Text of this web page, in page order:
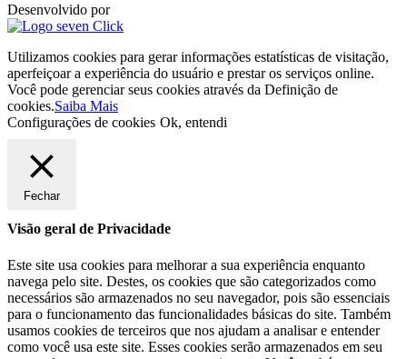
Desenvolvido por
Utilizamos cookies para gerar informações estatísticas de visitação,
aperfeiçoar a experiência do usuário e prestar os serviços online.
Você pode gerenciar seus cookies através da Definição de
cookies.Saiba Mais
Configurações de cookies Ok, entendi
Fechar
Visão geral de Privacidade
Este site usa cookies para melhorar a sua experiência enquanto
navega pelo site. Destes, os cookies que são categorizados como
necessários são armazenados no seu navegador, pois são essenciais
para o funcionamento das funcionalidades básicas do site. Também
usamos cookies de terceiros que nos ajudam a analisar e entender
como você usa este site. Esses cookies serão armazenados em seu